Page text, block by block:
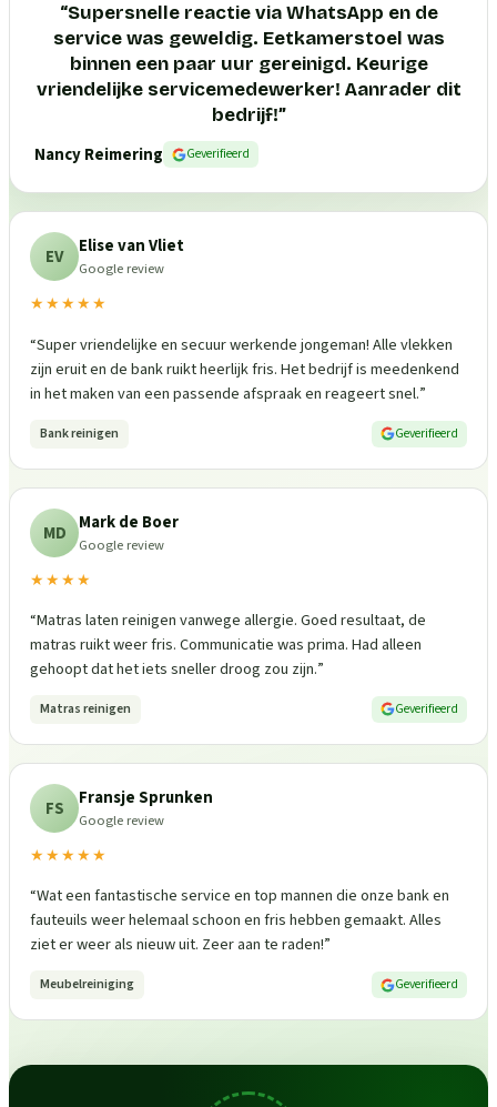
“Supersnelle reactie via WhatsApp en de
service was geweldig. Eetkamerstoel was
binnen een paar uur gereinigd. Keurige
vriendelijke servicemedewerker! Aanrader dit
bedrijf!”
Nancy Reimering
Geverifieerd
EV Elise van Vliet
Google review
★★★★★
“Super vriendelijke en secuur werkende jongeman! Alle vlekken
zijn eruit en de bank ruikt heerlijk fris. Het bedrijf is meedenkend
in het maken van een passende afspraak en reageert snel.”
Bank reinigen Geverifieerd
MD Mark de Boer
Google review
★★★★
“Matras laten reinigen vanwege allergie. Goed resultaat, de
matras ruikt weer fris. Communicatie was prima. Had alleen
gehoopt dat het iets sneller droog zou zijn.”
Matras reinigen Geverifieerd
FS Fransje Sprunken
Google review
★★★★★
“Wat een fantastische service en top mannen die onze bank en
fauteuils weer helemaal schoon en fris hebben gemaakt. Alles
ziet er weer als nieuw uit. Zeer aan te raden!”
Meubelreiniging Geverifieerd